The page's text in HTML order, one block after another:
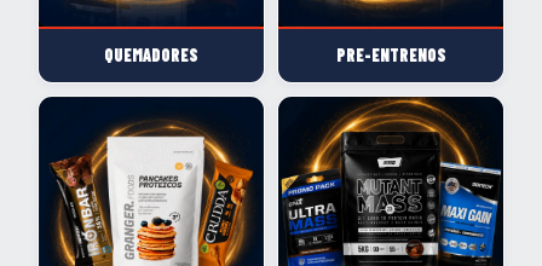
QUEMADORES PRE-ENTRENOS